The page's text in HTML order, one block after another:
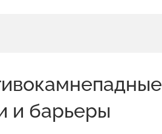
и барьеры